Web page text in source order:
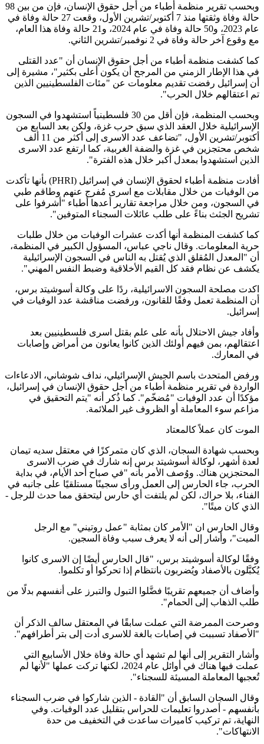
وبحسب تقرير منظمة أطباء من أجل حقوق الإنسان، فإن من بين 98
حالة وفاة وثقتها منذ 7 أكتوبر/تشرين الأول، وقعت 27 حالة وفاة في
عام 2023، و50 حالة وفاة في عام 2024، و21 حالة وفاة هذا العام،
مع وقوع آخر حالة وفاة في 2 نوفمبر/تشرين الثاني.
كما كشفت منظمة أطباء من أجل حقوق الإنسان أن "عدد القتلى
في هذا الإطار الزمني من المرجح أن يكون أعلى بكثير"، مشيرة إلى
أن إسرائيل رفضت تقديم معلومات عن "مئات الفلسطينيين الذين
تم اعتقالهم خلال الحرب".
وبحسب المنظمة، فإن أقل من 30 فلسطينياً استشهدوا في السجون
الإسرائيلية خلال العقد الذي سبق حرب غزة، ولكن بعد السابع من
أكتوبر/تشرين الأول، "تضاعف عدد الاسرى إلى أكثر من 11 ألف
شخص محتجزين في غزة والضفة الغربية، كما ارتفع عدد الاسرى
الذين استشهدوا بمعدل أكبر خلال هذه الفترة".
أفادت منظمة أطباء لحقوق الإنسان في إسرائيل (PHRI) بأنها تأكدت
من الوفيات من خلال مقابلات مع اسرى مُفرج عنهم وطاقم طبي
في السجون، ومن خلال مراجعة تقارير أعدها أطباء "أشرفوا على
تشريح الجثث بناءً على طلب عائلات السجناء المتوفين".
كما كشفت المنظمة أنها أكدت عشرات الوفيات من خلال طلبات
حرية المعلومات. وقال ناجي عباس، المسؤول الكبير في المنظمة،
أن "المعدل المُقلق الذي يُقتل به الناس في السجون الإسرائيلية
يكشف عن نظام فقد كل القيم الأخلاقية وضبط النفس المهني".
اكدت مصلحة السجون الاسرائيلية، ردًا على وكالة أسوشيتد برس،
أن المنظمة تعمل وفقًا للقانون، ورفضت مناقشة عدد الوفيات في
إسرائيل.
وأفاد جيش الاحتلال بأنه على علم بقتل اسرى فلسطينيين بعد
اعتقالهم، بمن فيهم أولئك الذين كانوا يعانون من أمراض وإصابات
في المعارك.
ورفض المتحدث باسم الجيش الإسرائيلي، نداف شوشاني، الادعاءات
الواردة في تقرير منظمة أطباء من أجل حقوق الإنسان في إسرائيل،
مؤكدًا أن عدد الوفيات "مُضخّم". كما ذُكر أنه "يتم التحقيق في
مزاعم سوء المعاملة أو الظروف غير الملائمة.
الموت كان عملاً كالمعتاد
وبحسب شهادة السجان، الذي كان متمركزًا في معتقل سديه تيمان
لعدة أشهر، لوكالة أسوشيتد برس إنه شارك في ضرب الاسرى
المحتجزين هناك. ووُصف الأمر بأنه "في صباح أحد الأيام، في بداية
الحرب، جاء الحارس إلى العمل ورأى سجينًا مستلقيًا على جانبه في
الفناء، بلا حراك، لكن لم يلتفت أي حارس ليتحقق مما حدث للرجل -
الذي كان ميتًا".
وقال الحارس ان "الأمر كان بمثابة "عمل روتيني" مع الرجل
الميت"، وأشار إلى أنه لا يعرف سبب وفاة السجين.
وفقًا لوكالة أسوشيتد برس، "قال الحارس أيضًا إن الاسرى كانوا
يُكبَّلون بالأصفاد ويُضربون بانتظام إذا تحركوا أو تكلموا.
وأضاف أن جميعهم تقريبًا فضَّلوا التبول والتبرز على أنفسهم بدلًا من
طلب الذهاب إلى الحمام".
وصرحت الممرضة التي عملت سابقًا في المعتقل سالف الذكر أن
"الأصفاد تسببت في إصابات بالغة للاسرى أدت إلى بتر أطرافهم".
وأشار التقرير إلى أنها لم تشهد أي حالة وفاة خلال الأسابيع التي
عملت فيها هناك في أوائل عام 2024، لكنها تركت عملها "لأنها لم
تُعجبها المعاملة المسيئة للسجناء".
وقال السجان السابق أن "القادة - الذين شاركوا في ضرب السجناء
بأنفسهم - أصدروا تعليمات للحراس بتقليل عدد الوفيات. وفي
النهاية، تم تركيب كاميرات ساعدت في التخفيف من حدة
الانتهاكات".